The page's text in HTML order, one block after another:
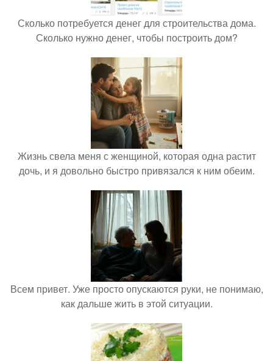
Сколько потребуется денег для строительства дома.
Сколько нужно денег, чтобы построить дом?
Жизнь свела меня с женщиной, которая одна растит
дочь, и я довольно быстро привязался к ним обеим.
Всем привет. Уже просто опускаются руки, не понимаю,
как дальше жить в этой ситуации.